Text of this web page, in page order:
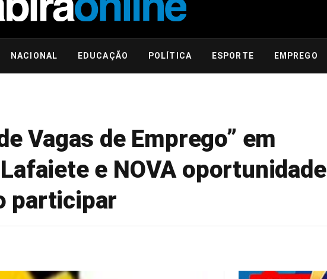
NACIONAL EDUCAÇÃO POLÍTICA ESPORTE EMPREGO
Vagas de Emprego” em
e NOVA oportunidade
participar